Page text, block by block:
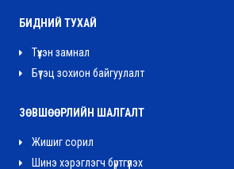
БИДНИЙ ТУХАЙ
Түүхэн замнал
Бүтэц зохион байгуулалт
ЗӨВШӨӨРЛИЙН ШАЛГАЛТ
Жишиг сорил
Шинэ хэрэглэгч бүртгүүлэх